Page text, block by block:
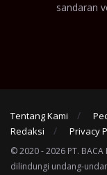
sandaran
Tentang Kami
Redaksi
Privacy
© 2020 - 2026 PT.
dilindungi undang-